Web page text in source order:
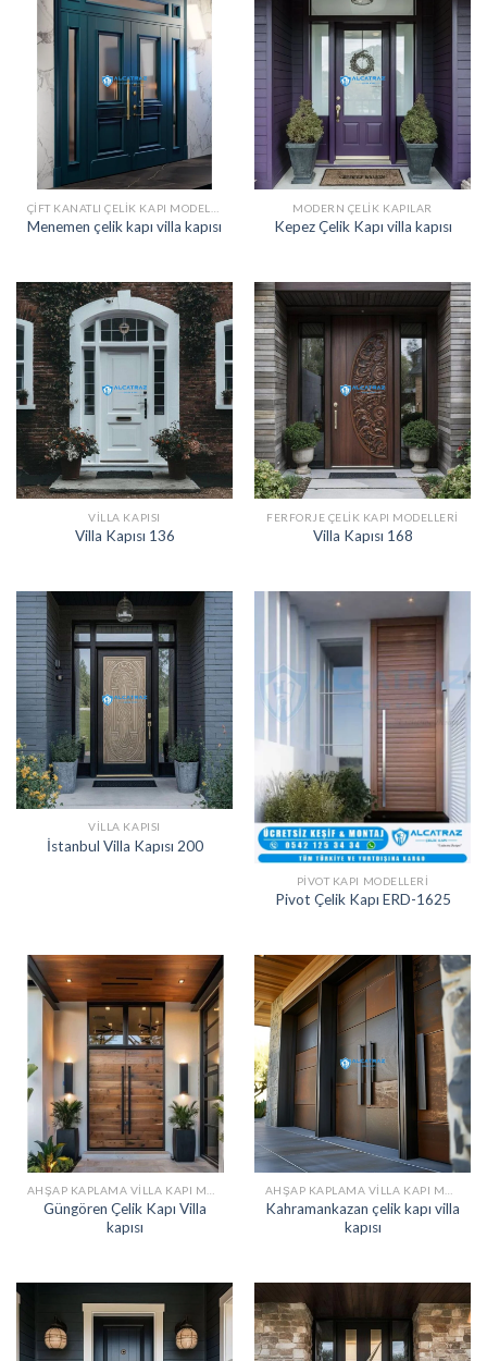
Menemen çelik kapı villa kapısı
MODERN ÇELIK KAPILAR
Kepez Çelik Kapı villa kapısı
VILLA KAPISI
Villa Kapısı 136
FERFORJE ÇELIK KAPI MODELLERI
Villa Kapısı 168
VILLA KAPISI
İstanbul Villa Kapısı 200
PIVOT KAPI MODELLERI
Pivot Çelik Kapı ERD-1625
Güngören Çelik Kapı Villa
kapısı
Kahramankazan çelik kapı villa
kapısı